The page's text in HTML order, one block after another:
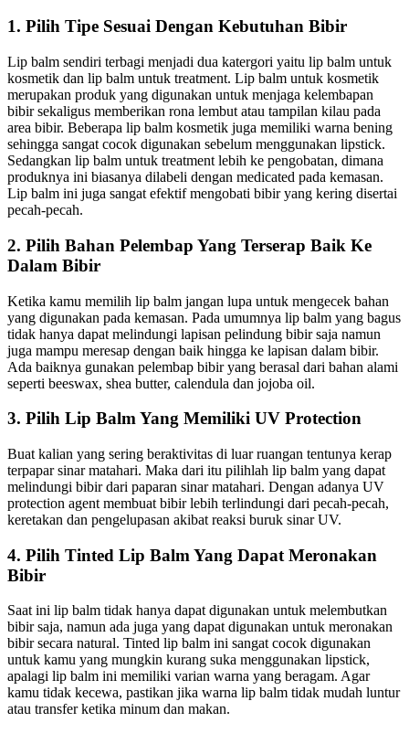
1. Pilih Tipe Sesuai Dengan Kebutuhan Bibir
Lip balm sendiri terbagi menjadi dua katergori yaitu lip balm untuk
kosmetik dan lip balm untuk treatment. Lip balm untuk kosmetik
merupakan produk yang digunakan untuk menjaga kelembapan
bibir sekaligus memberikan rona lembut atau tampilan kilau pada
area bibir. Beberapa lip balm kosmetik juga memiliki warna bening
sehingga sangat cocok digunakan sebelum menggunakan lipstick.
Sedangkan lip balm untuk treatment lebih ke pengobatan, dimana
produknya ini biasanya dilabeli dengan medicated pada kemasan.
Lip balm ini juga sangat efektif mengobati bibir yang kering disertai
pecah-pecah.
2. Pilih Bahan Pelembap Yang Terserap Baik Ke
Dalam Bibir
Ketika kamu memilih lip balm jangan lupa untuk mengecek bahan
yang digunakan pada kemasan. Pada umumnya lip balm yang bagus
tidak hanya dapat melindungi lapisan pelindung bibir saja namun
juga mampu meresap dengan baik hingga ke lapisan dalam bibir.
Ada baiknya gunakan pelembap bibir yang berasal dari bahan alami
seperti beeswax, shea butter, calendula dan jojoba oil.
3. Pilih Lip Balm Yang Memiliki UV Protection
Buat kalian yang sering beraktivitas di luar ruangan tentunya kerap
terpapar sinar matahari. Maka dari itu pilihlah lip balm yang dapat
melindungi bibir dari paparan sinar matahari. Dengan adanya UV
protection agent membuat bibir lebih terlindungi dari pecah-pecah,
keretakan dan pengelupasan akibat reaksi buruk sinar UV.
4. Pilih Tinted Lip Balm Yang Dapat Meronakan
Bibir
Saat ini lip balm tidak hanya dapat digunakan untuk melembutkan
bibir saja, namun ada juga yang dapat digunakan untuk meronakan
bibir secara natural. Tinted lip balm ini sangat cocok digunakan
untuk kamu yang mungkin kurang suka menggunakan lipstick,
apalagi lip balm ini memiliki varian warna yang beragam. Agar
kamu tidak kecewa, pastikan jika warna lip balm tidak mudah luntur
atau transfer ketika minum dan makan.